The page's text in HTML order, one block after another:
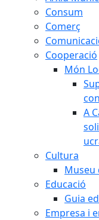
Consum
Comerç
Cooperació
Món
A
Cultura
Museu
Educació
Guia
Empresa i